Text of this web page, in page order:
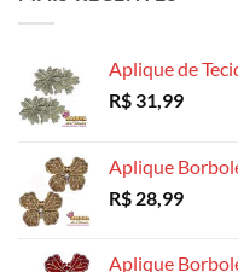
Aplique de
R$ 31,99
Aplique
R$ 28,99
Aplique